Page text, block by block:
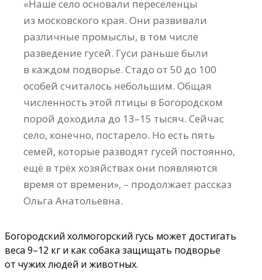
«Наше село основали переселенцы
из московского края. Они развивали
различные промыслы, в том числе
разведение гусей. Гуси раньше были
в каждом подворье. Стадо от 50 до 100
особей считалось небольшим. Общая
численность этой птицы в Богородском
порой доходила до 13–15 тысяч. Сейчас
село, конечно, постарело. Но есть пять
семей, которые разводят гусей постоянно,
ещё в трёх хозяйствах они появляются
время от времени», – продолжает рассказ
Ольга Анатольевна.
Богородский холмогорский гусь может достигать
веса 9–12 кг и как собака защищать подворье
от чужих людей и животных.